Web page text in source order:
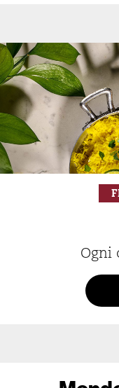
Ogni